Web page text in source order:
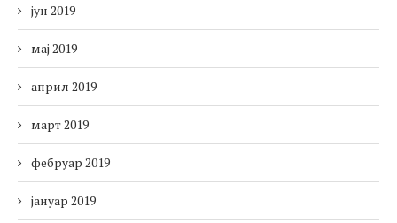
јун 2019
мај 2019
април 2019
март 2019
фебруар 2019
јануар 2019